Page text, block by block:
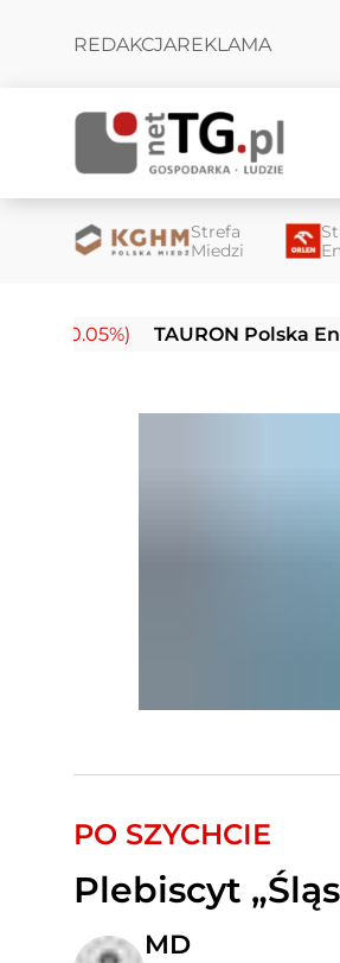
REDAKCJAREKLAMA
Strefa
Miedzi
TAURON Polska Energia
PO SZYCHCIE
Plebiscyt
MD